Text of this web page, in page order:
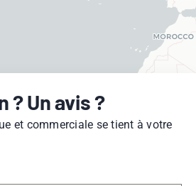
? Un avis ?
et commerciale se tient à votre